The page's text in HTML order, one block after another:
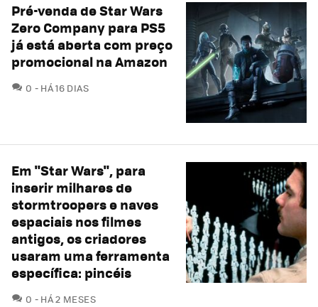
Pré-venda de Star Wars
Zero Company para PS5
já está aberta com preço
promocional na Amazon
0 COMENTÁRIOS
HÁ 16 DIAS
Em "Star Wars", para
inserir milhares de
stormtroopers e naves
espaciais nos filmes
antigos, os criadores
usaram uma ferramenta
específica: pincéis
0 COMENTÁRIOS
HÁ 2 MESES